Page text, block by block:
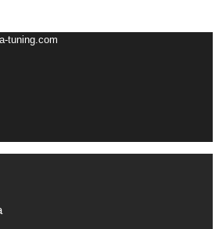
tuning.com